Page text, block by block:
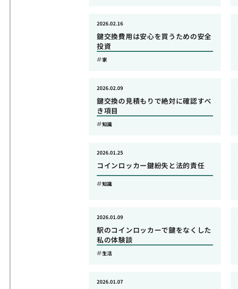
鍵交換費用は安心を買うための安全
投資
2026.02.16
家
鍵交換の見積もりで絶対に確認すべ
き項目
2026.02.09
知識
コインロッカー鍵紛失と法的責任
2026.01.25
知識
駅のコインロッカーで鍵をなくした
私の体験談
2026.01.09
生活
2026.01.07